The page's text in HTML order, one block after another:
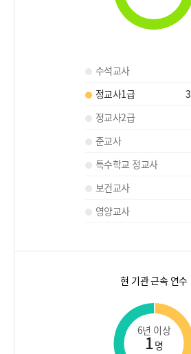
수석교사
정교사1급
3
정교사2급
준교사
특수학교 정교사
보건교사
영양교사
현 기관 근속 연수
6년 이상
1명